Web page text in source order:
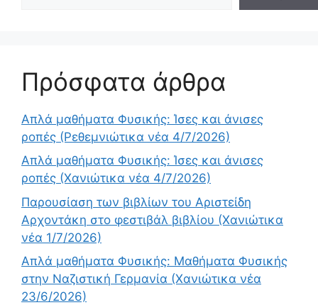
Πρόσφατα άρθρα
Απλά μαθήματα Φυσικής: Ίσες και άνισες
ροπές (Ρεθεμνιώτικα νέα 4/7/2026)
Απλά μαθήματα Φυσικής: Ίσες και άνισες
ροπές (Χανιώτικα νέα 4/7/2026)
Παρουσίαση των βιβλίων του Αριστείδη
Αρχοντάκη στο φεστιβάλ βιβλίου (Χανιώτικα
νέα 1/7/2026)
Απλά μαθήματα Φυσικής: Μαθήματα Φυσικής
στην Ναζιστική Γερμανία (Χανιώτικα νέα
23/6/2026)